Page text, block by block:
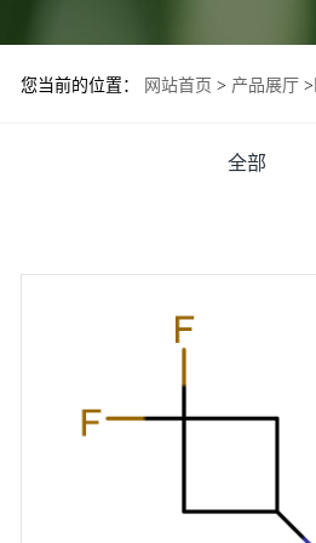
您当前的位置： 网站首页 > 产品展厅 >
全部